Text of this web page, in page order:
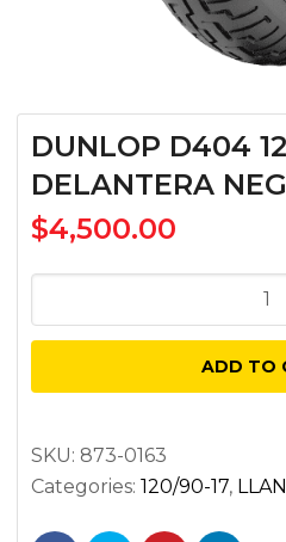
DUNLOP D404
DELANTERA
$4,500.00
D404
17
DELANTERA
NEGRA
ADD TO
SKU: 873-0163
Categories: 120/90-17,